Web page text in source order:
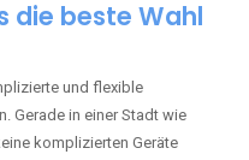
die beste Wahl
und flexible
Gerade in einer Stadt wie
komplizierten Geräte